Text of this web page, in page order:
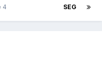
SEG
4